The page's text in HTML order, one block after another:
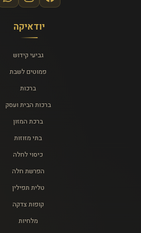
יודאיקה
גביעי קידוש
פמוטים לשבת
ברכות
ברכות הבית ועסק
ברכת המזון
בתי מזוזות
כיסוי לחלה
הפרשת חלה
טלית תפילין
קופות צדקה
מלחיות